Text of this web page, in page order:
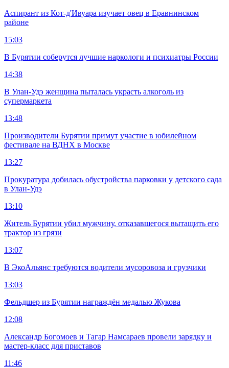
Аспирант из Кот-д'Ивуара изучает овец в Еравнинском
районе
15:03
В Бурятии соберутся лучшие наркологи и психиатры России
14:38
В Улан-Удэ женщина пыталась украсть алкоголь из
супермаркета
13:48
Производители Бурятии примут участие в юбилейном
фестивале на ВДНХ в Москве
13:27
Прокуратура добилась обустройства парковки у детского сада
в Улан-Удэ
13:10
Житель Бурятии убил мужчину, отказавшегося вытащить его
трактор из грязи
13:07
В ЭкоАльянс требуются водители мусоровоза и грузчики
13:03
Фельдшер из Бурятии награждён медалью Жукова
12:08
Александр Богомоев и Тагар Намсараев провели зарядку и
мастер-класс для приставов
11:46